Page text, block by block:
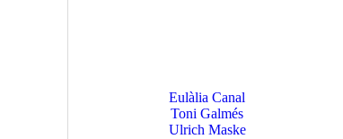
Eulàlia Canal
Toni Galmés
Ulrich Maske